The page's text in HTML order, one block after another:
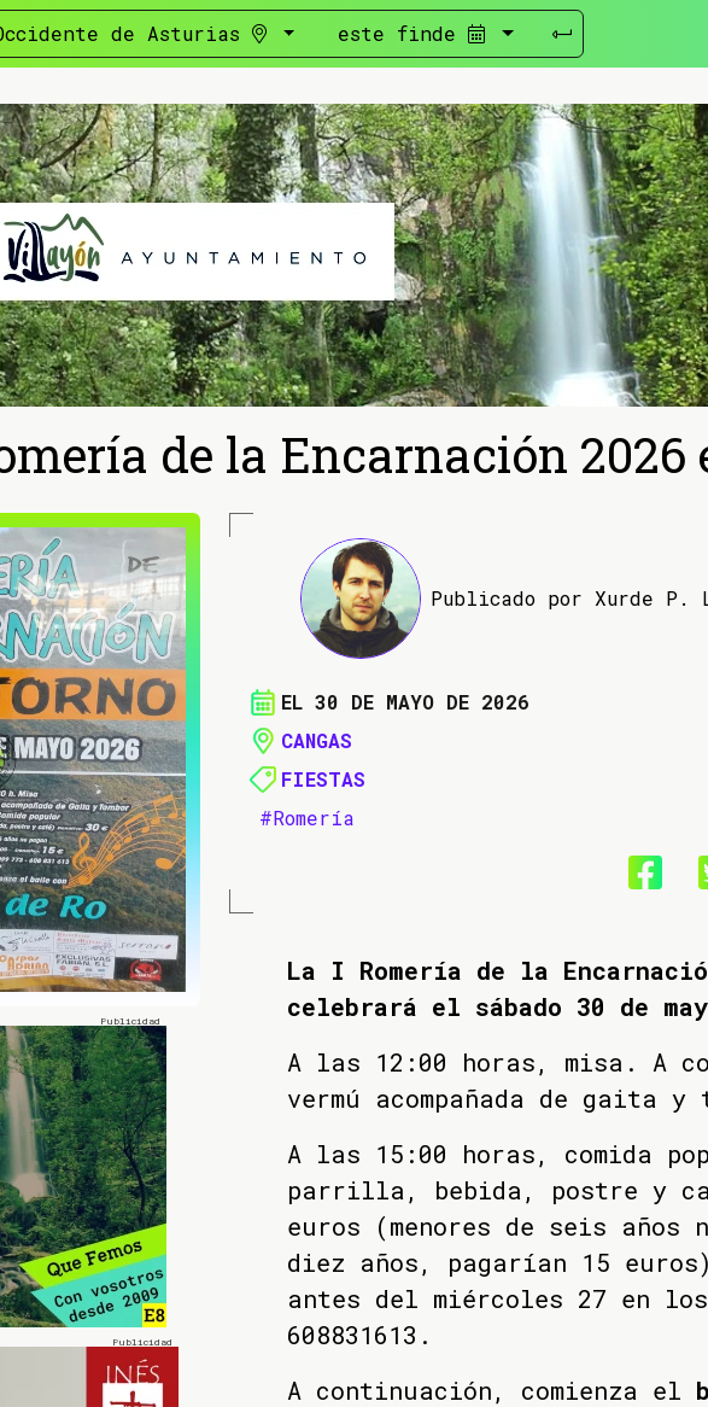
de Asturias este finde
de la Encarnación 2026
Publicado por Xurde P.
EL 30 DE MAYO DE 2026
CANGAS
FIESTAS
#Romería
La I Romería de la
celebrará el sábado 30 de
A las 12:00 horas, misa. A
vermú acompañada de gaita y
A las 15:00 horas, comida
parrilla, bebida, postre y
euros (menores de seis años
diez años, pagarían 15
antes del miércoles 27 en
608831613.
A continuación, comienza el